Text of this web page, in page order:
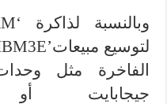
جيجابايت